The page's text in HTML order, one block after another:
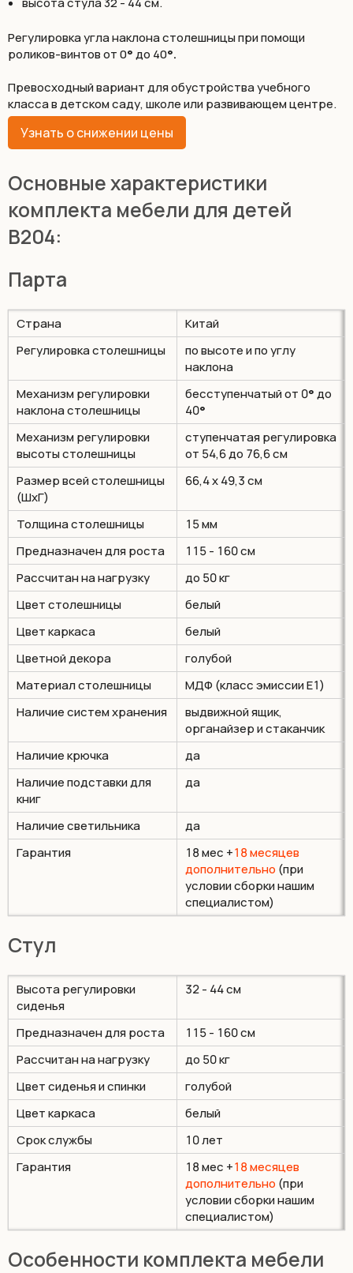
Регулировка угла наклона столешницы при помощи
роликов-винтов от 0°до 40°.
Превосходный вариант для обустройства учебного
класса в детском саду, школе или развивающем центре.
Узнать о снижении цены
Основные характеристики
комплекта мебели для детей
B204:
Парта
Страна
Китай
Регулировка столешницы
по высоте и по углу
наклона
Механизм регулировки
наклона столешницы
бесступенчатый от 0°до
40°
Механизм регулировки
высоты столешницы
ступенчатая регулировка
от 54,6 до 76,6 см
Размер всей столешницы
(ШхГ)
66,4 х 49,3 см
Толщина столешницы
15 мм
Предназначен для роста
115 - 160 см
Рассчитан на нагрузку
до 50 кг
Цвет столешницы
белый
Цвет каркаса
белый
Цветной декора
голубой
Материал столешницы
МДФ (класс эмиссии Е1)
Наличие систем хранения
выдвижной ящик,
органайзер и стаканчик
Наличие крючка
да
Наличие подставки для
книг
да
Наличие светильника
да
Гарантия
18 мес +18 месяцев
дополнительно (при
условии сборки нашим
специалистом)
Cтул
Высота регулировки
сиденья
32 - 44 см
Предназначен для роста
115 - 160 см
Рассчитан на нагрузку
до 50 кг
Цвет сиденья и спинки
голубой
Цвет каркаса
белый
Срок службы
10 лет
Гарантия
18 мес +18 месяцев
дополнительно (при
условии сборки нашим
специалистом)
Особенности комплекта мебели